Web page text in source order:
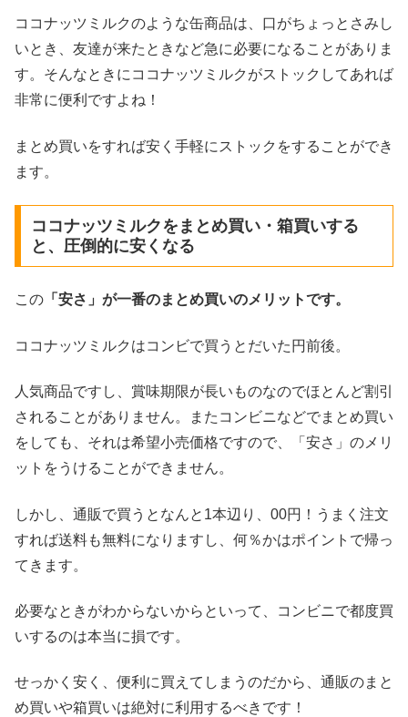
ココナッツミルクのような缶商品は、口がちょっとさみし
いとき、友達が来たときなど急に必要になることがありま
す。そんなときにココナッツミルクがストックしてあれば
非常に便利ですよね！
まとめ買いをすれば安く手軽にストックをすることができ
ます。
ココナッツミルクをまとめ買い・箱買いする
と、圧倒的に安くなる
この 「安さ」が一番のまとめ買いのメリットです。
ココナッツミルクはコンビで買うとだいた円前後。
人気商品ですし、賞味期限が長いものなのでほとんど割引
されることがありません。またコンビニなどでまとめ買い
をしても、それは希望小売価格ですので、「安さ」のメリ
ットをうけることができません。
しかし、通販で買うとなんと1本辺り、00円！うまく注文
すれば送料も無料になりますし、何％かはポイントで帰っ
てきます。
必要なときがわからないからといって、コンビニで都度買
いするのは本当に損です。
せっかく安く、便利に買えてしまうのだから、通販のまと
め買いや箱買いは絶対に利用するべきです！